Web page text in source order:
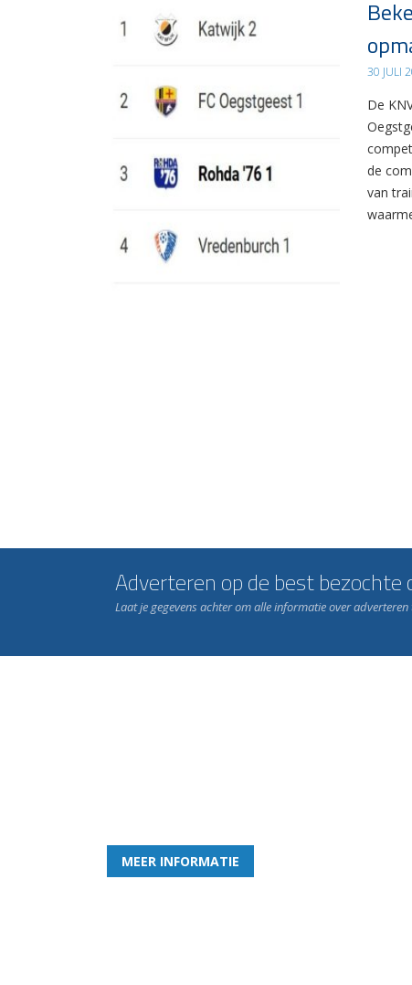
30 JULI
De
de
van
Adverteren op de best bezochte
Laat je gegevens achter om alle informatie over
MEER INFORMATIE